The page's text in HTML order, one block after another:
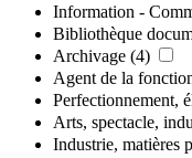
Information -
Bibliothèque
Archivage (4)
Agent de la
Perfectionnement,
Arts, spectacle,
Industrie, matières